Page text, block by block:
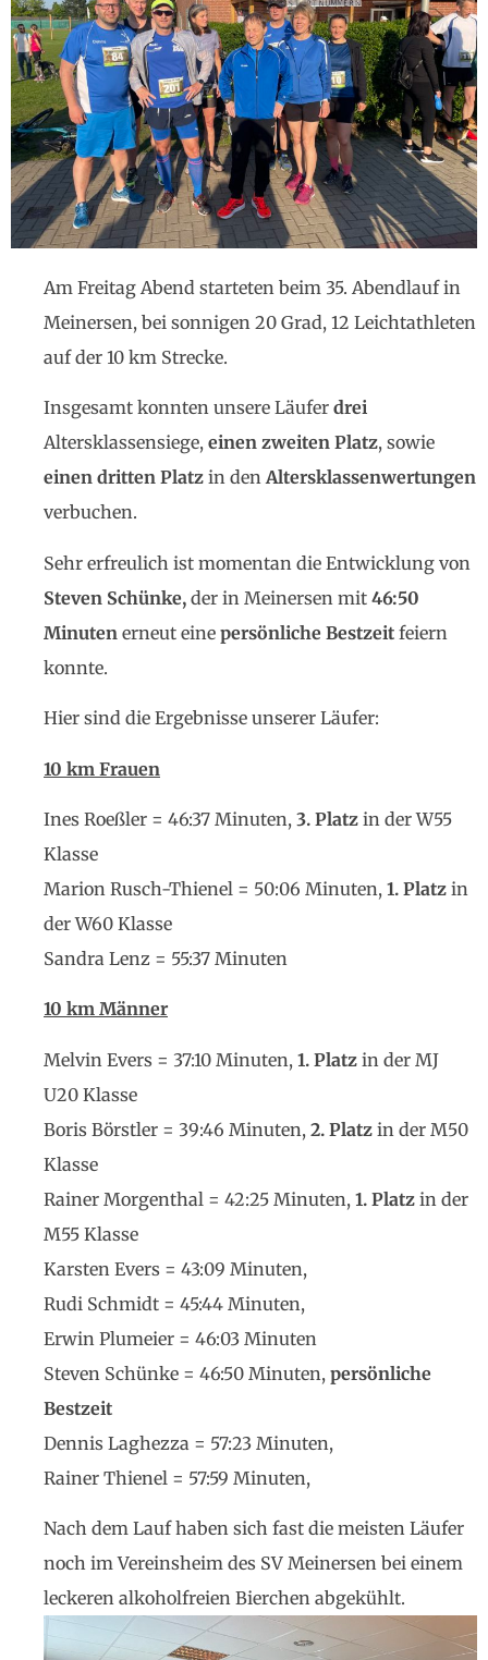
Am Freitag Abend starteten beim 35. Abendlauf in
Meinersen, bei sonnigen 20 Grad, 12 Leichtathleten
auf der 10 km Strecke.
Insgesamt konnten unsere Läufer drei
Altersklassensiege, einen zweiten Platz, sowie
einen dritten Platz in denAltersklassenwertungen
verbuchen.
Sehr erfreulich ist momentan die Entwicklung von
Steven Schünke, der in Meinersen mit 46:50
Minuten erneut eine persönliche Bestzeit feiern
konnte.
Hier sind die Ergebnisse unserer Läufer:
10 km Frauen
Ines Roeßler = 46:37 Minuten, 3. Platz in der W55
Klasse
Marion Rusch-Thienel = 50:06 Minuten, 1. Platz in
der W60 Klasse
Sandra Lenz = 55:37 Minuten
10 km Männer
Melvin Evers = 37:10 Minuten, 1. Platz in der MJ
U20 Klasse
Boris Börstler = 39:46 Minuten, 2. Platz in der M50
Klasse
Rainer Morgenthal = 42:25 Minuten, 1. Platz in der
M55 Klasse
Karsten Evers = 43:09 Minuten,
Rudi Schmidt = 45:44 Minuten,
Erwin Plumeier = 46:03 Minuten
Steven Schünke = 46:50 Minuten, persönliche
Bestzeit
Dennis Laghezza = 57:23 Minuten,
Rainer Thienel = 57:59 Minuten,
Nach dem Lauf haben sich fast die meisten Läufer
noch im Vereinsheim des SV Meinersen bei einem
leckeren alkoholfreien Bierchen abgekühlt.